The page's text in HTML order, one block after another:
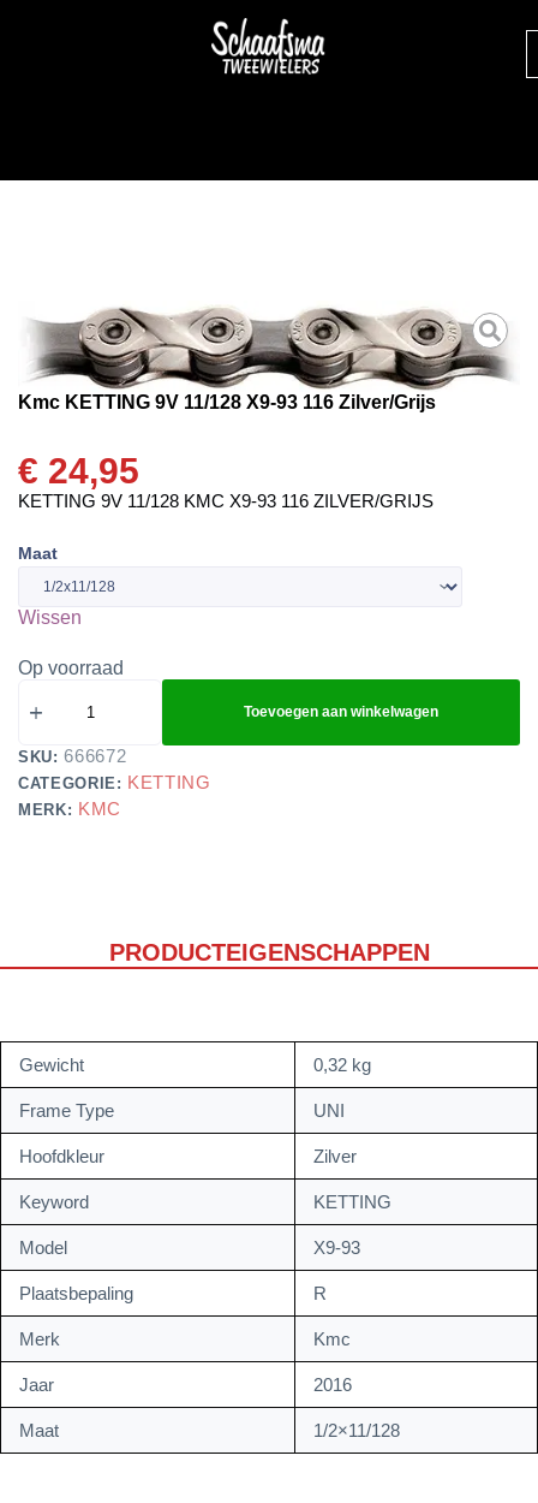
Kmc KETTING 9V 11/128 X9-93 116 Zilver/Grijs
€ 24,95
KETTING 9V 11/128 KMC X9-93 116 ZILVER/GRIJS
Maat
Wissen
Op voorraad
Toevoegen aan winkelwagen
SKU:666672
CATEGORIE: KETTING
MERK: KMC
PRODUCTEIGENSCHAPPEN
Gewicht 0,32 kg
Frame Type UNI
Hoofdkleur Zilver
Keyword KETTING
Model X9-93
Plaatsbepaling R
Merk Kmc
Jaar 2016
Maat 1/2×11/128